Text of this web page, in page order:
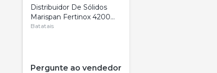
Distribuidor De Sólidos
Marispan Fertinox 4200
Citrus
Batatais
Pergunte ao vendedor